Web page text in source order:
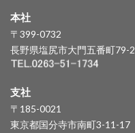
本社
〒399-0732
長野県塩尻市大門五番町79-2
支社
〒185-0021
東京都国分寺市南町3-11-17